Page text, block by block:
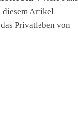
diesem Artikel
Privatleben von